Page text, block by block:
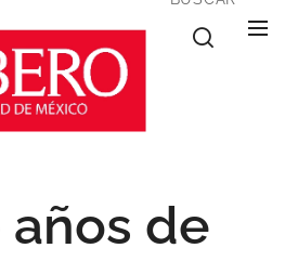
años de